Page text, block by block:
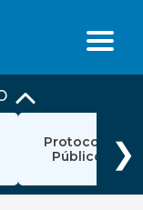
Protocolo
Público
❯